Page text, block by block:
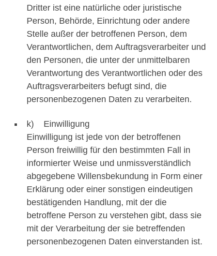
Dritter ist eine natürliche oder juristische
Person, Behörde, Einrichtung oder andere
Stelle außer der betroffenen Person, dem
Verantwortlichen, dem Auftragsverarbeiter und
den Personen, die unter der unmittelbaren
Verantwortung des Verantwortlichen oder des
Auftragsverarbeiters befugt sind, die
personenbezogenen Daten zu verarbeiten.
k) Einwilligung
Einwilligung ist jede von der betroffenen
Person freiwillig für den bestimmten Fall in
informierter Weise und unmissverständlich
abgegebene Willensbekundung in Form einer
Erklärung oder einer sonstigen eindeutigen
bestätigenden Handlung, mit der die
betroffene Person zu verstehen gibt, dass sie
mit der Verarbeitung der sie betreffenden
personenbezogenen Daten einverstanden ist.